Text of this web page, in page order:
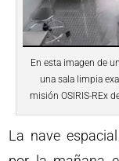
En esta imagen de
una sala limpia
misión OSIRIS-REx
La nave espacial